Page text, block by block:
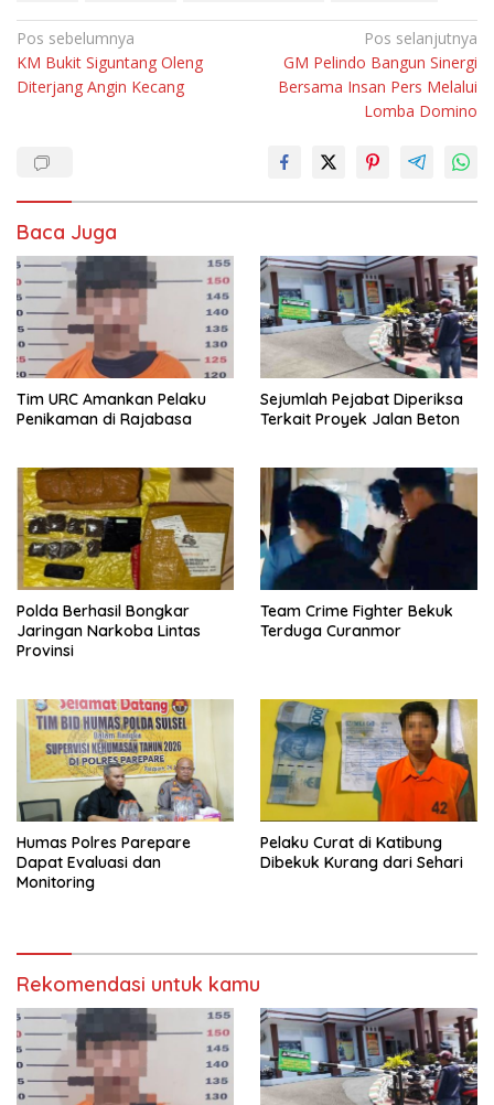
Navigasi
pos
Pos sebelumnya
KM Bukit Siguntang Oleng
Diterjang Angin Kecang
Pos selanjutnya
GM Pelindo Bangun Sinergi
Bersama Insan Pers Melalui
Lomba Domino
Baca Juga
Tim URC Amankan Pelaku
Penikaman di Rajabasa
Sejumlah Pejabat Diperiksa
Terkait Proyek Jalan Beton
Polda Berhasil Bongkar
Jaringan Narkoba Lintas
Provinsi
Team Crime Fighter Bekuk
Terduga Curanmor
Humas Polres Parepare
Dapat Evaluasi dan
Monitoring
Pelaku Curat di Katibung
Dibekuk Kurang dari Sehari
Rekomendasi untuk kamu